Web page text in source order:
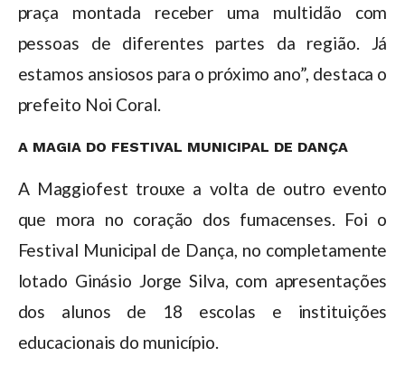
praça montada receber uma multidão com
pessoas de diferentes partes da região. Já
estamos ansiosos para o próximo ano”, destaca o
prefeito Noi Coral.
A MAGIA DO FESTIVAL MUNICIPAL DE DANÇA
A Maggiofest trouxe a volta de outro evento
que mora no coração dos fumacenses. Foi o
Festival Municipal de Dança, no completamente
lotado Ginásio Jorge Silva, com apresentações
dos alunos de 18 escolas e instituições
educacionais do município.